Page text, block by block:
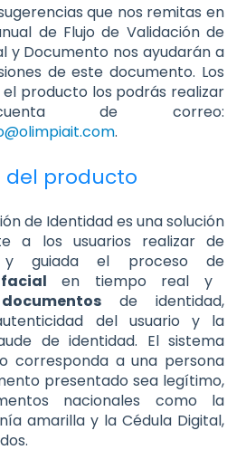
que nos remitas en
de Flujo de Validación de
y Documento nos ayudarán a
de este documento. Los
producto los podrás realizar
de correo:
.
del producto
de Identidad es una solución
a los usuarios realizar de
y guiada el proceso de
en tiempo real y
de identidad,
del usuario y la
de identidad. El sistema
corresponda a una persona
presentado sea legítimo,
nacionales como la
amarilla y la Cédula Digital,